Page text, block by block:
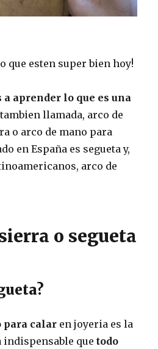
que esten super bien hoy!
a aprender lo que es una
llamada, arco de
o arco de mano para
en España es segueta y,
arco de
o segueta
para calar en joyeria es la
indispensable quetodo